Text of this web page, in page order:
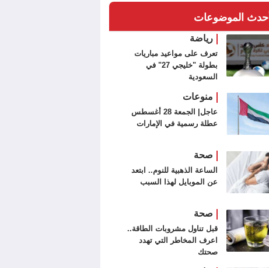
أحدث الموضوعات
رياضة
تعرف على مواعيد مباريات
بطولة "خليجي 27" في
السعودية
منوعات
عاجل| الجمعة 28 أغسطس
عطلة رسمية في الإمارات
صحة
الساعة الذهبية للنوم.. ابتعد
عن الموبايل لهذا السبب
صحة
قبل تناول مشروبات الطاقة..
اعرف المخاطر التي تهدد
صحتك